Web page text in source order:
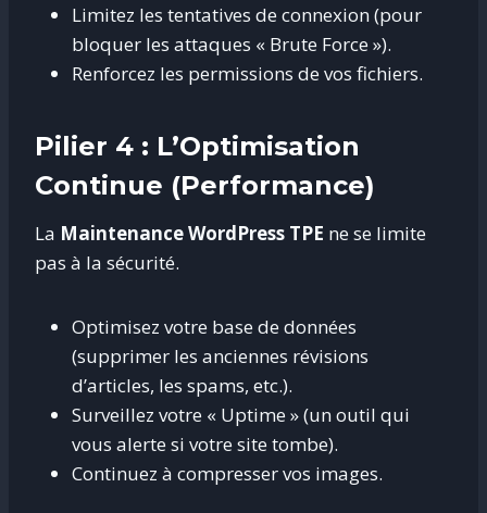
Limitez les tentatives de connexion (pour
bloquer les attaques « Brute Force »).
Renforcez les permissions de vos fichiers.
Pilier 4 : L’Optimisation
Continue (Performance)
La Maintenance WordPress TPE ne se limite
pas à la sécurité.
Optimisez votre base de données
(supprimer les anciennes révisions
d’articles, les spams, etc.).
Surveillez votre « Uptime » (un outil qui
vous alerte si votre site tombe).
Continuez à compresser vos images.